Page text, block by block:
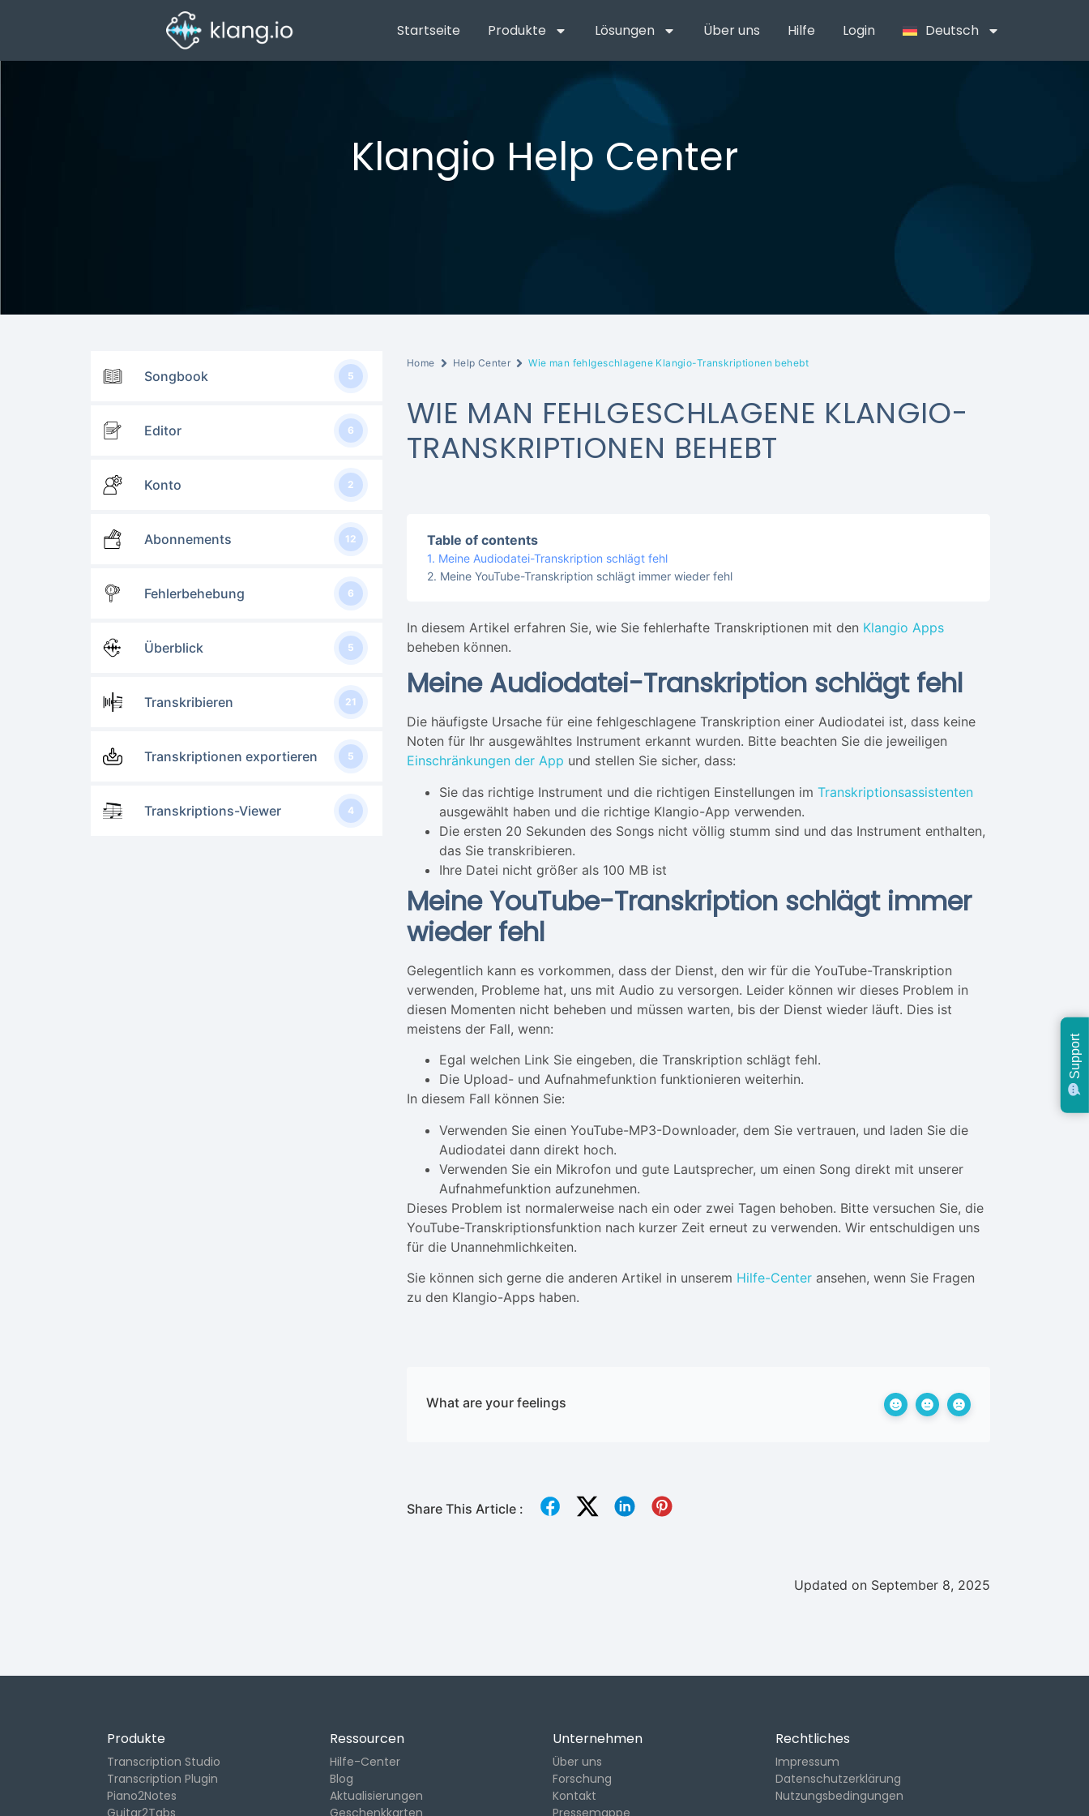
Startseite Produkte Lösungen Über uns Hilfe Login Deutsch
Klangio Help Center
Songbook 5
Editor 6
Konto 2
Abonnements 12
Fehlerbehebung 6
Überblick 5
Transkribieren 21
Transkriptionen exportieren 5
Transkriptions-Viewer 4
Home Help Center Wie man fehlgeschlagene Klangio-Transkriptionen behebt
WIE MAN FEHLGESCHLAGENE KLANGIO-
TRANSKRIPTIONEN BEHEBT
Table of contents
Meine Audiodatei-Transkription schlägt fehl
Meine YouTube-Transkription schlägt immer wieder fehl
In diesem Artikel erfahren Sie, wie Sie fehlerhafte Transkriptionen mit den Klangio Apps
beheben können.
Meine Audiodatei-Transkription schlägt fehl
Die häufigste Ursache für eine fehlgeschlagene Transkription einer Audiodatei ist, dass keine
Noten für Ihr ausgewähltes Instrument erkannt wurden. Bitte beachten Sie die jeweiligen
Einschränkungen der App und stellen Sie sicher, dass:
Sie das richtige Instrument und die richtigen Einstellungen im Transkriptionsassistenten
ausgewählt haben und die richtige Klangio-App verwenden.
Die ersten 20 Sekunden des Songs nicht völlig stumm sind und das Instrument enthalten,
das Sie transkribieren.
Ihre Datei nicht größer als 100 MB ist
Meine YouTube-Transkription schlägt immer
wieder fehl
Gelegentlich kann es vorkommen, dass der Dienst, den wir für die YouTube-Transkription
verwenden, Probleme hat, uns mit Audio zu versorgen. Leider können wir dieses Problem in
diesen Momenten nicht beheben und müssen warten, bis der Dienst wieder läuft. Dies ist
meistens der Fall, wenn:
Egal welchen Link Sie eingeben, die Transkription schlägt fehl.
Die Upload- und Aufnahmefunktion funktionieren weiterhin.
In diesem Fall können Sie:
Verwenden Sie einen YouTube-MP3-Downloader, dem Sie vertrauen, und laden Sie die
Audiodatei dann direkt hoch.
Verwenden Sie ein Mikrofon und gute Lautsprecher, um einen Song direkt mit unserer
Aufnahmefunktion aufzunehmen.
Dieses Problem ist normalerweise nach ein oder zwei Tagen behoben. Bitte versuchen Sie, die
YouTube-Transkriptionsfunktion nach kurzer Zeit erneut zu verwenden. Wir entschuldigen uns
für die Unannehmlichkeiten.
Sie können sich gerne die anderen Artikel in unserem Hilfe-Centeransehen, wenn Sie Fragen
zu den Klangio-Apps haben.
What are your feelings
Share This Article :
Updated on September 8, 2025
Produkte
Transcription Studio
Transcription Plugin
Piano2Notes
Ressourcen
Hilfe-Center
Blog
Aktualisierungen
Unternehmen
Über uns
Forschung
Kontakt
Rechtliches
Impressum
Datenschutzerklärung
Nutzungsbedingungen
Support